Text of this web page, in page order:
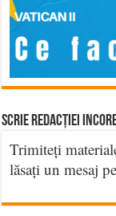
Scrie Redacției
Trimiteți
lăsați un mesaj